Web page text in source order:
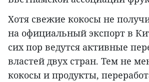
Хотя свежие кокосы не
на официальный экспорт в
сих пор ведутся активные
властей двух стран. Тем не
кокосы и продукты,